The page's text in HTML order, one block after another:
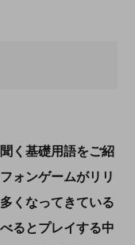
く基礎用語をご紹
ォンゲームがリリ
くなってきている
るとプレイする中